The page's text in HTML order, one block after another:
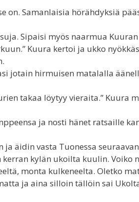
on. Samanlaisia hörähdyksiä
Sipaisi myös naarmua
Kuura kertoi ja ukko
jotain hirmuisen matalalla
takaa löytyy vieraita.” Kuura
ja nosti hänet ratsaille
äidin vasta Tuonessa
kylän ukoilta kuulin. Voiko
monta kulkeneelta. Oletko
ja aina silloin tällöin sai